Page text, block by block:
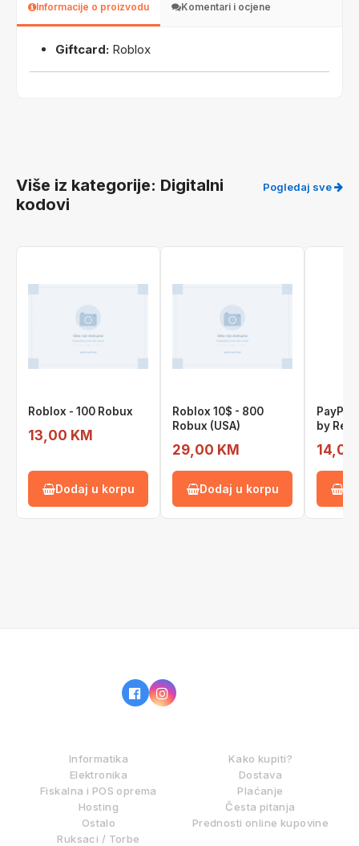
Informacije o proizvodu Komentari i ocjene
Giftcard: Roblox
Više iz kategorije: Digitalni
kodovi
Pogledaj sve
Roblox - 100 Robux
13,00 KM
Dodaj u korpu
Roblox 10$ - 800
Robux (USA)
29,00 KM
Dodaj u korpu
PayPal
by
14,00
Informatika
Elektronika
Fiskalna i POS oprema
Hosting
Ostalo
Ruksaci / Torbe
Kako kupiti?
Dostava
Plaćanje
Česta pitanja
Prednosti online kupovine